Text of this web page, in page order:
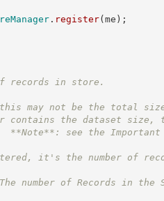
. register(me ) ;
records in store.
may not be the total
contains the dataset size,
see the Important
it's the number of
The number of Records in the